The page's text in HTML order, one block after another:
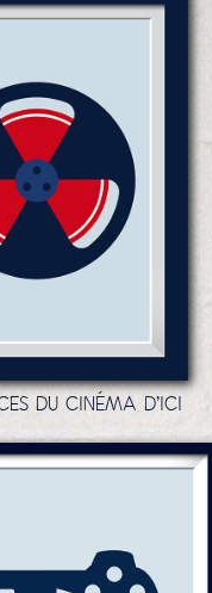
DU CINÉMA D'ICI